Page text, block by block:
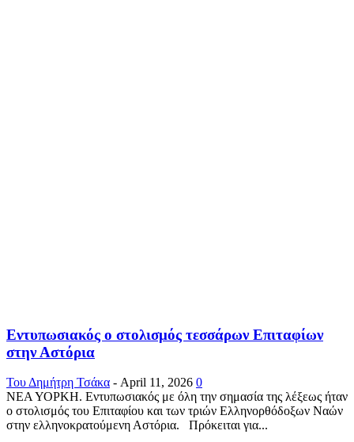
Εντυπωσιακός ο στολισμός τεσσάρων Επιταφίων
στην Αστόρια
Του Δημήτρη Τσάκα - April 11, 2026 0
ΝΕΑ ΥΟΡΚΗ. Εντυπωσιακός με όλη την σημασία της λέξεως ήταν
ο στολισμός του Επιταφίου και των τριών Ελληνορθόδοξων Ναών
στην ελληνοκρατούμενη Αστόρια. Πρόκειται για...